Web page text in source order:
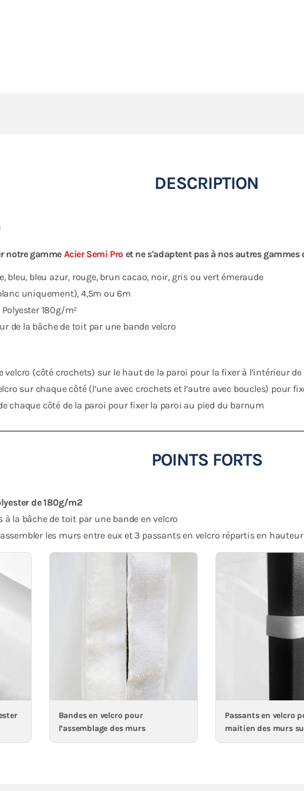
DESCRIPTION
notre gamme Acier Semi Pro et ne s'adaptent pas à nos autres gammes
bleu, bleu azur, rouge, brun cacao, noir, gris ou vert émeraude
uniquement), 4,5m ou 6m
180g/m²
de la bâche de toit par une bande velcro
velcro (côté crochets) sur le haut de la paroi pour la fixer à l’intérieur
sur chaque côté (l’une avec crochets et l’autre avec boucles) pour
chaque côté de la paroi pour fixer la paroi au pied du barnum
POINTS FORTS
de 180g/m2
la bâche de toit par une bande en velcro
les murs entre eux et 3 passants en velcro répartis en
Bandes en velcro pour
l’assemblage des murs
Passants en velcro
maitien des murs